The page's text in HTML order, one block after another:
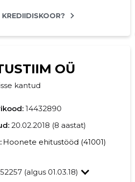
OÜ
kantud
14432890
20.02.2018 (8 aastat)
Hoonete ehitustööd (41001)
(algus 01.03.18)